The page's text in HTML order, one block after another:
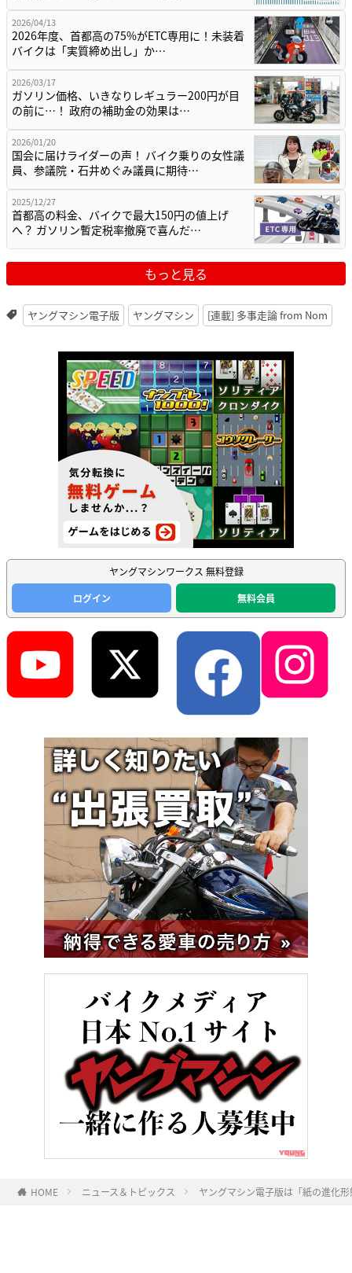
2026/04/13
2026年度、首都高の75%がETC専用に！未装着
バイクは「実質締め出し」か…
2026/03/17
ガソリン価格、いきなりレギュラー200円が目
の前に…！ 政府の補助金の効果は…
2026/01/20
国会に届けライダーの声！ バイク乗りの女性議
員、参議院・石井めぐみ議員に期待…
2025/12/27
首都高の料金、バイクで最大150円の値上げ
へ？ ガソリン暫定税率撤廃で喜んだ…
もっと見る
ヤングマシン電子版 ヤングマシン [連載] 多事走論 from Nom
ヤングマシンワークス 無料登録
ログイン
無料会員
HOME ニュース＆トピックス ヤングマシン電子版は「紙の進化